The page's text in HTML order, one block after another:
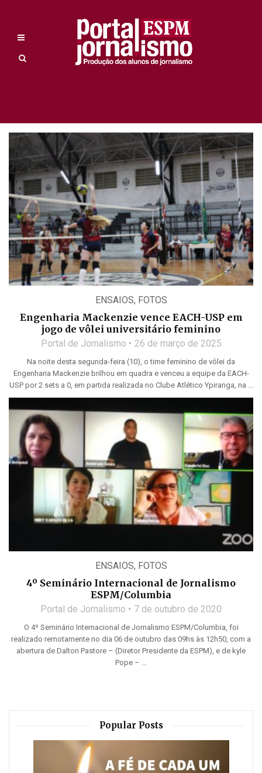
ENSAIOS, FOTOS
Engenharia Mackenzie vence EACH-USP em
jogo de vôlei universitário feminino
Portal de Jornalismo 26 de março de 2025
Na noite desta segunda-feira (10), o time feminino de vôlei da
Engenharia Mackenzie brilhou em quadra e venceu a equipe da EACH-
USP por 2 sets a 0, em partida realizada no Clube Atlético Ypiranga, na ...
ENSAIOS, FOTOS
4º Seminário Internacional de Jornalismo
ESPM/Columbia
Portal de Jornalismo 7 de outubro de 2020
O 4º Seminário Internacional de Jornalismo ESPM/Columbia, foi
realizado remotamente no dia 06 de outubro das 09hs às 12h50, com a
abertura de Dalton Pastore – (Diretor Presidente da ESPM), e de kyle
Pope – ...
Popular Posts